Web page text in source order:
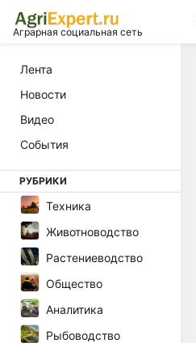
Аграрная социальная сеть
Лента
Новости
Видео
События
РУБРИКИ
Техника
Животноводство
Растениеводство
Общество
Аналитика
Рыбоводство